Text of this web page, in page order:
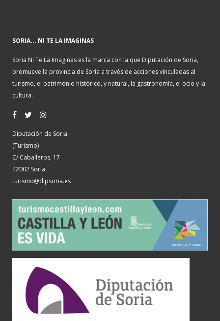
SORIA... NI TE LA IMAGINAS
Soria Ni Te La Imaginas es la marca con la que Diputación de Soria,
promueve la provincia de Soria a través de acciones vinculadas al
turismo, el patrimonio histórico, y natural, la gastronomía, el ocio y la
cultura.
Diputación de Soria
(Turismo)
C/ Caballeros, 17
42002 Soria
turismo@dipsoria.es